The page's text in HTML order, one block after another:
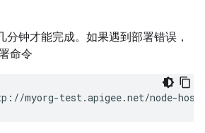
分钟才能完成。如果遇到部署错误，
命令
myorg-test.apigee.net/node-